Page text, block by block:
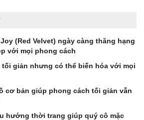
(Red Velvet) ngày càng thăng hạng
với mọi phong cách
tối giản nhưng có thể biến hóa với mọi
cơ bản giúp phong cách tối giản vẫn
hướng thời trang giúp quý cô mặc